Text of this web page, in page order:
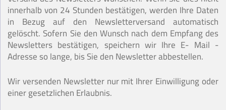
innerhalb von 24 Stunden bestätigen, werden Ihre Daten
in Bezug auf den Newsletterversand automatisch
gelöscht. Sofern Sie den Wunsch nach dem Empfang des
Newsletters bestätigen, speichern wir Ihre E- Mail -
Adresse so lange, bis Sie den Newsletter abbestellen.
Wir versenden Newsletter nur mit Ihrer Einwilligung oder
einer gesetzlichen Erlaubnis.